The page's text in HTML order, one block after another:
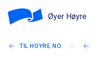
Øyer Høyre
TIL HOYRE.NO